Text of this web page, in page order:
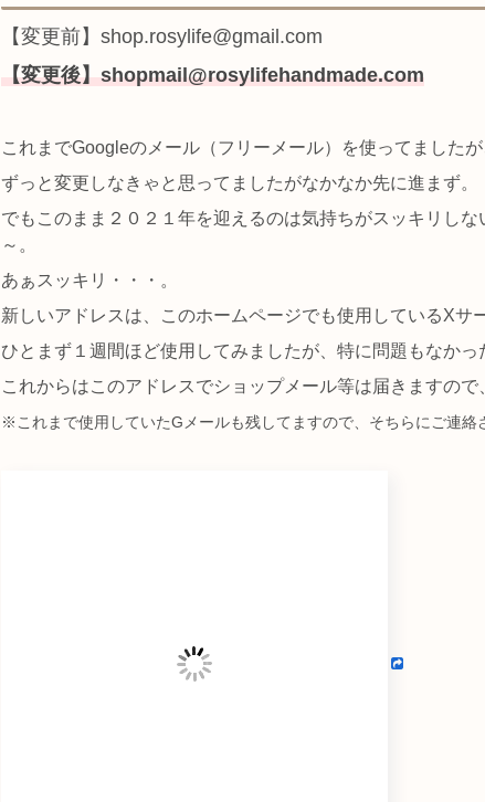
【変更前】shop.rosylife@gmail.com
【変更後】shopmail@rosylifehandmade.com
これまでGoogleのメール（フリーメール）を使ってました
ずっと変更しなきゃと思ってましたがなかなか先に進まず。
でもこのまま２０２１年を迎えるのは気持ちがスッキリし
～。
あぁスッキリ・・・。
新しいアドレスは、このホームページでも使用しているXサ
ひとまず１週間ほど使用してみましたが、特に問題もなか
これからはこのアドレスでショップメール等は届きますの
※これまで使用していたGメールも残してますので、そちらにご連絡